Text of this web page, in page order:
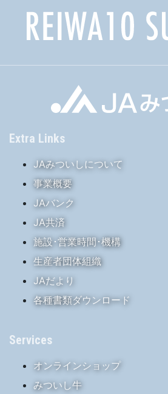
Extra Links
JAみついしについて
事業概要
JAバンク
JA共済
施設･営業時間･機構
生産者団体組織
JAだより
各種書類ダウンロード
Services
オンラインショップ
みついし牛